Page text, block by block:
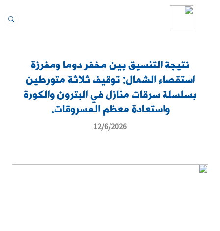
نتيجة التنسيق بين مخفر دوما ومفرزة
استقصاء الشمال: توقيف ثلاثة متورطين
بسلسلة سرقات منازل في البترون والكورة
واستعادة معظم المسروقات.
12/6/2026